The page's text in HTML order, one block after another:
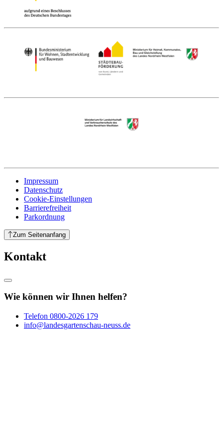
Impressum
Datenschutz
Cookie-Einstellungen
Barrierefreiheit
Parkordnung
Zum Seitenanfang
Kontakt
Wie können wir Ihnen helfen?
Telefon 0800-2026 179
info@landesgartenschau-neuss.de